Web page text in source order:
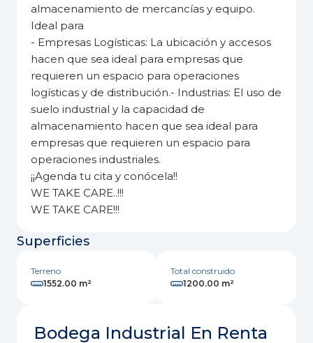
almacenamiento de mercancías y equipo.
Ideal para
- Empresas Logísticas: La ubicación y accesos
hacen que sea ideal para empresas que
requieren un espacio para operaciones
logísticas y de distribución.- Industrias: El uso de
suelo industrial y la capacidad de
almacenamiento hacen que sea ideal para
empresas que requieren un espacio para
operaciones industriales.
¡¡Agenda tu cita y conócela!!
WE TAKE CARE..!!!
WE TAKE CARE!!!
Bodega Industrial En Renta
Superficies
Terreno
1552.00 m²
Total construido
1200.00 m²